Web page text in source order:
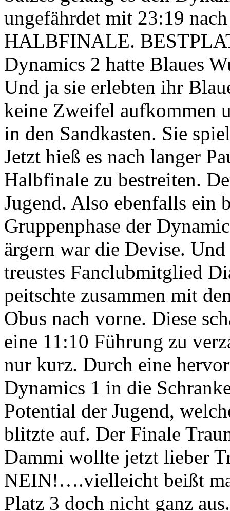
ungefährdet mit 23:19
HALBFINALE.
Dynamics 2 hatte Blaues
Und ja sie erlebten ihr
keine Zweifel aufkommen
in den Sandkasten. Sie
Jetzt hieß es nach langer
Halbfinale zu bestreiten.
Jugend. Also ebenfalls ein
Gruppenphase der
ärgern war die Devise.
treustes Fanclubmitglied
peitschte zusammen mit
Obus nach vorne. Diese
eine 11:10 Führung zu
nur kurz. Durch eine
Dynamics 1 in die
Potential der Jugend,
blitzte auf. Der Finale
Dammi wollte jetzt lieber
NEIN!….vielleicht beißt
Platz 3 doch nicht ganz